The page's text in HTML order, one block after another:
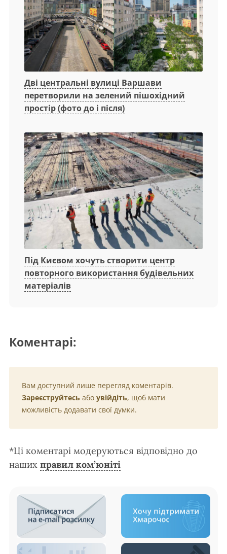
Дві центральні вулиці Варшави
перетворили на зелений пішохідний
простір (фото до і після)
Під Києвом хочуть створити центр
повторного використання будівельних
матеріалів
Коментарі:
Вам доступний лише перегляд коментарів.
Зареєструйтесь або увійдіть, щоб мати
можливість додавати свої думки.
*Ці коментарі модеруються відповідно до
наших правил ком’юніті